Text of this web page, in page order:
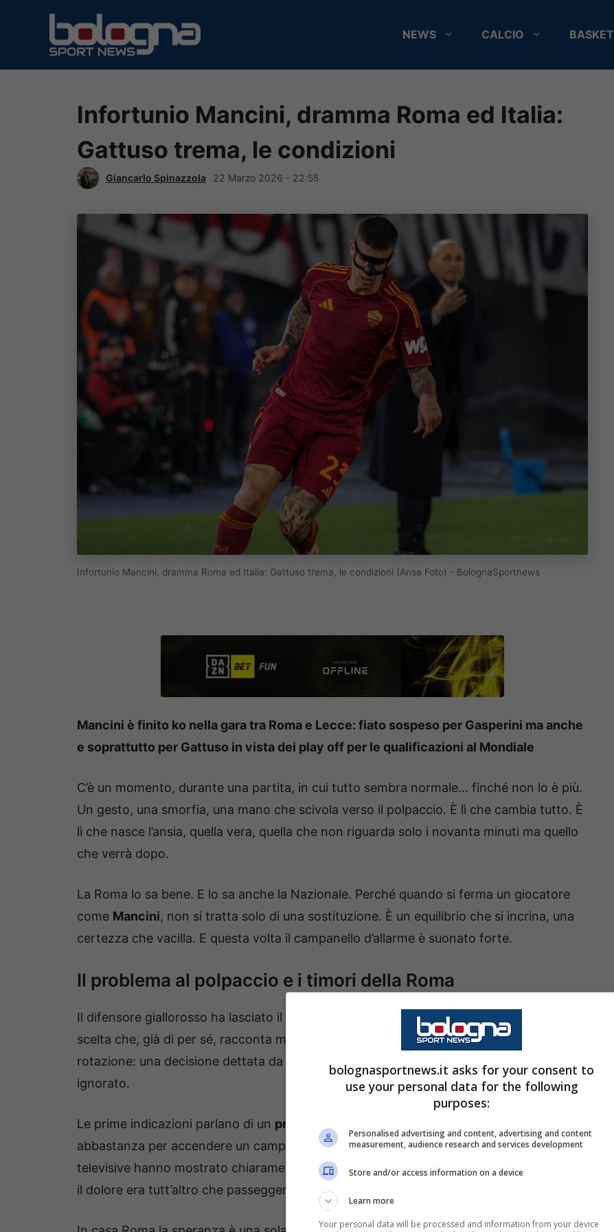
contenuto
NEWS CALCIO BASKET
Infortunio Mancini, dramma Roma ed Italia:
Gattuso trema, le condizioni
Giancarlo Spinazzola 22 Marzo 2026 - 22:55
Infortunio Mancini, dramma Roma ed Italia: Gattuso trema, le condizioni (Ansa Foto) - BolognaSportnews
Mancini è finito ko nella gara tra Roma e Lecce: fiato sospeso per Gasperini ma anche
e soprattutto per Gattuso in vista dei play off per le qualificazioni al Mondiale
C’è un momento, durante una partita, in cui tutto sembra normale… finché non lo è più.
Un gesto, una smorfia, una mano che scivola verso il polpaccio. È lì che cambia tutto. È
lì che nasce l’ansia, quella vera, quella che non riguarda solo i novanta minuti ma quello
che verrà dopo.
La Roma lo sa bene. E lo sa anche la Nazionale. Perché quando si ferma un giocatore
come Mancini, non si tratta solo di una sostituzione. È un equilibrio che si incrina, una
certezza che vacilla. E questa volta il campanello d’allarme è suonato forte.
Il problema al polpaccio e i timori della Roma
Il difensore giallorosso ha lasciato il campo all’intervallo della sfida contro il Lecce. Una
scelta che, già di per sé, racconta molto. Non un cambio tattico, non una semplice
rotazione: una decisione dettata da un fastidio diventato troppo evidente per essere
ignorato.
Le prime indicazioni parlano di un problema al polpaccio
abbastanza per accendere un campanello d’allarme nello staff medico. Le immagini
televisive hanno mostrato chiaramente
Mancinitoccarsi la zona interessata, segno che
il dolore era tutt’altro che passeggero.
bolognasportnews.it asks for your consent to
use your personal data for the following
purposes:
Personalised advertising and content, advertising and content
measurement, audience research and services development
Store and/or access information on a device
Learn more
Your personal data will be processed and information from your device